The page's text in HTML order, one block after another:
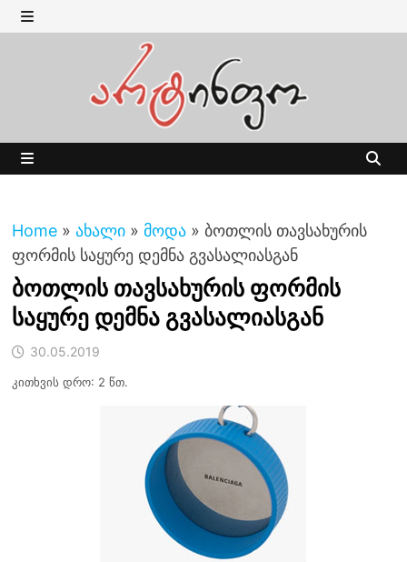
Skip
to MENU
Home » ახალი » მოდა » ბოთლის თავსახურის
ფორმის საყურე დემნა გვასალიასგან
ბოთლის თავსახურის ფორმის
საყურე დემნა გვასალიასგან
30.05.2019
კითხვის დრო: 2 წთ.